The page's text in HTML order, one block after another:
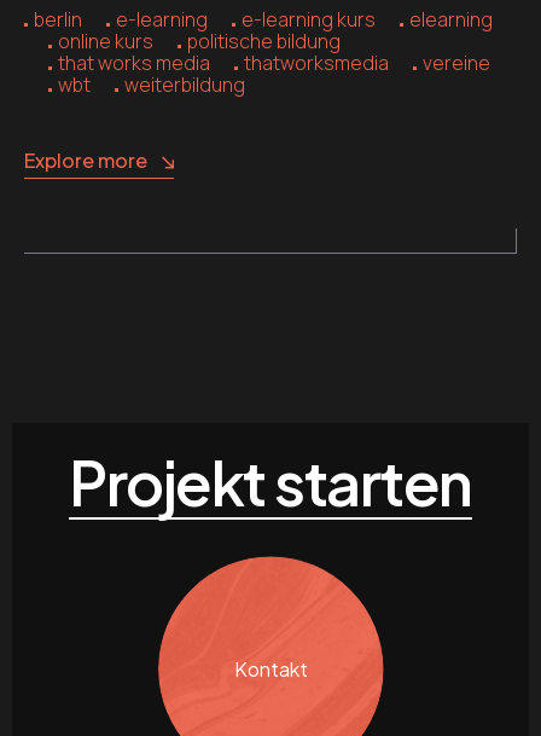
berlin e-learning e-learning kurs
elearning
online kurs
politische bildung
that works media
thatworksmedia
vereine
wbt
weiterbildung
Explore more
Projekt starten
Kontakt